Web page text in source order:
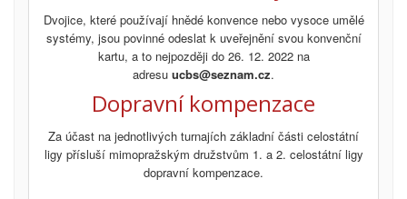
Dvojice, které používají hnědé konvence nebo vysoce umělé
systémy, jsou povinné odeslat k uveřejnění svou konvenční
kartu, a to nejpozději do 26. 12. 2022 na
adresu ucbs@seznam.cz.
Dopravní kompenzace
Za účast na jednotlivých turnajích základní části celostátní
ligy přísluší mimopražským družstvům 1. a 2. celostátní ligy
dopravní kompenzace.